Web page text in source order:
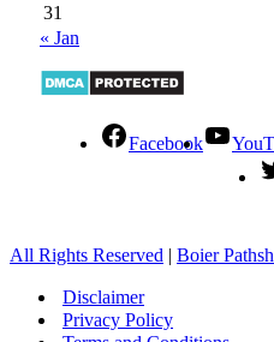
31
« Jan
Facebook
All Rights Reserved | Boier
Disclaimer
Privacy Policy